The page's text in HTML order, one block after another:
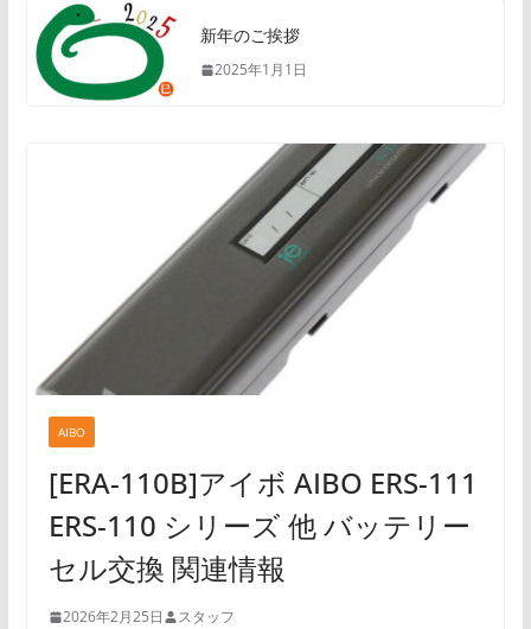
新年のご挨拶
2025年1月1日
AIBO
[ERA-110B]アイボ AIBO ERS-111
ERS-110 シリーズ 他 バッテリー
セル交換 関連情報
2026年2月25日 スタッフ